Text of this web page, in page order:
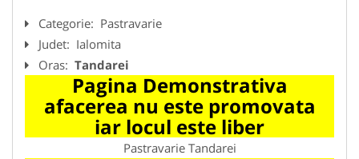
Categorie: Pastravarie
Judet: Ialomita
Oras: Tandarei
Pagina Demonstrativa
afacerea nu este promovata
iar locul este liber
Pastravarie Tandarei